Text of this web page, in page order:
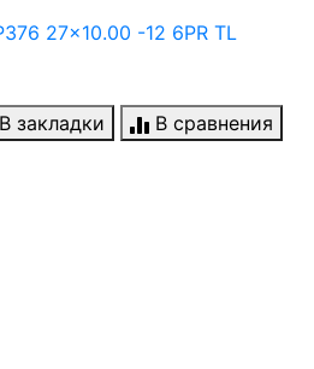
27x10.00 -12 6PR TL
В закладки В сравнения